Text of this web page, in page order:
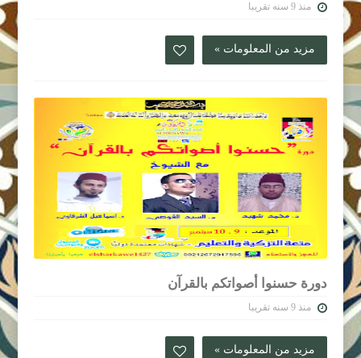
منذ 9 سنه تقريبا
مزيد من المعلومات »
دورة حسنوا أصواتكم بالقرآن
منذ 9 سنه تقريبا
مزيد من المعلومات »